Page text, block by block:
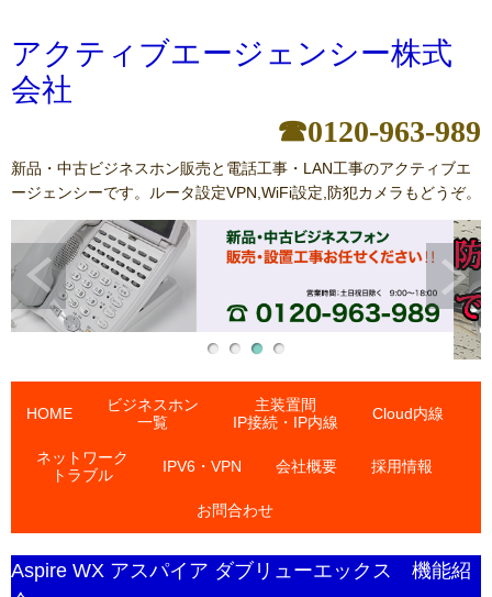
アクティブエージェンシー株式
会社
☎0120-963-989
新品・中古ビジネスホン販売と電話工事・LAN工事のアクティブエ
ージェンシーです。ルータ設定VPN,WiFi設定,防犯カメラもどうぞ。
HOME
ビジネスホン
一覧
主装置間
IP接続・IP内線
Cloud内線
ネットワーク
トラブル
IPV6・VPN 会社概要 採用情報
お問合わせ
Aspire WX アスパイア ダブリューエックス 機能紹